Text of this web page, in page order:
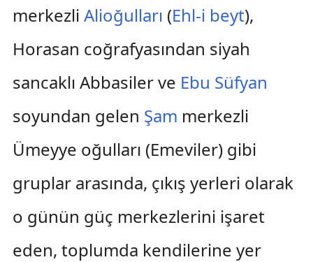
merkezli Alioğulları (Ehl-i beyt),
Horasan coğrafyasından siyah
sancaklı Abbasiler ve Ebu Süfyan
soyundan gelen Şam merkezli
Ümeyye oğulları (Emeviler) gibi
gruplar arasında, çıkış yerleri olarak
o günün güç merkezlerini işaret
eden, toplumda kendilerine yer